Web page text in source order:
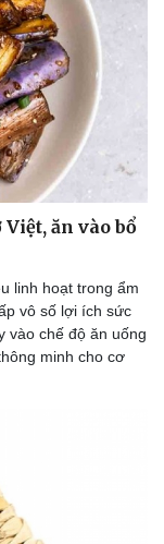
ăn vào bổ
linh hoạt trong ẩm
vô số lợi ích sức
vào chế độ ăn uống
minh cho cơ